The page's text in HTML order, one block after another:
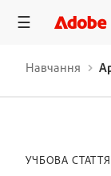
Навчання
УЧБОВА СТАТТЯ